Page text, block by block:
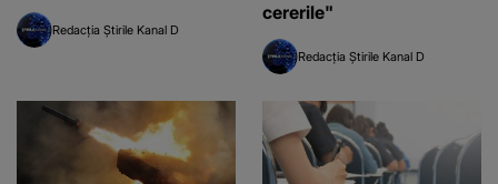
Redacția Știrile Kanal D
cererile"
Redacția Știrile Kanal D